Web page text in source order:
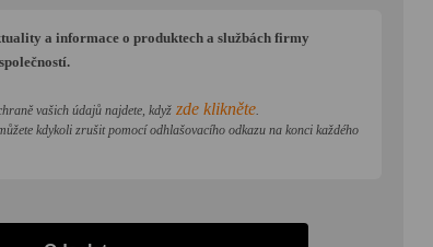
a informace o produktech a službách firmy
vašich údajů najdete, když zde klikněte.
kdykoli zrušit pomocí odhlašovacího odkazu na konci každého